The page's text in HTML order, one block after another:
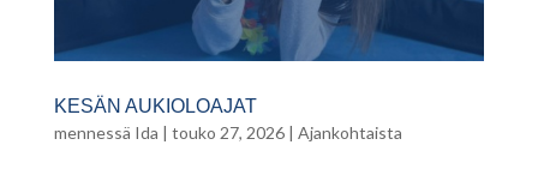
KESÄN AUKIOLOAJAT
mennessä Ida | touko 27, 2026| Ajankohtaista